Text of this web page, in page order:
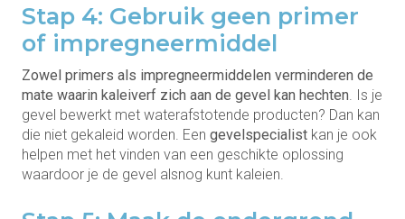
Stap 4: Gebruik geen primer
of impregneermiddel
Zowel primers als impregneermiddelen verminderen de
mate waarin kaleiverf zich aan de gevel kan hechten . Is je
gevel bewerkt met waterafstotende producten? Dan kan
die niet gekaleid worden. Een gevelspecialist kan je ook
helpen met het vinden van een geschikte oplossing
waardoor je de gevel alsnog kunt kaleien.